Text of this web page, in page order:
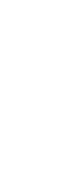
医院醒来的她发
逃，和心上人